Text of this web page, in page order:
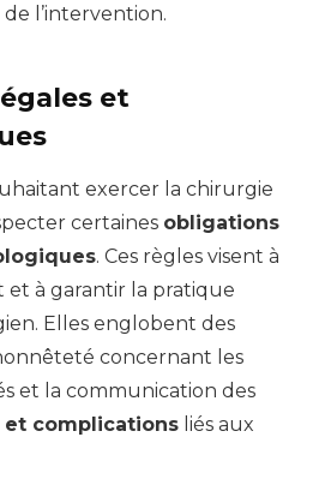
l’intervention.
et
exercer la chirurgie
certaines obligations
. Ces règles visent à
à garantir la pratique
Elles englobent des
concernant les
et la communication des
et complications liés aux